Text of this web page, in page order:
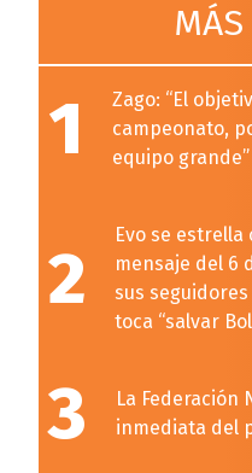
1
Zago: “El
campeonato,
equipo grande”
2
Evo se estrella
mensaje del 6
sus
toca “salvar
3
La Federación
inmediata del